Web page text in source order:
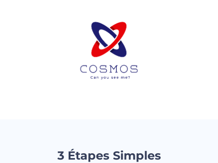
3 Étapes Simples